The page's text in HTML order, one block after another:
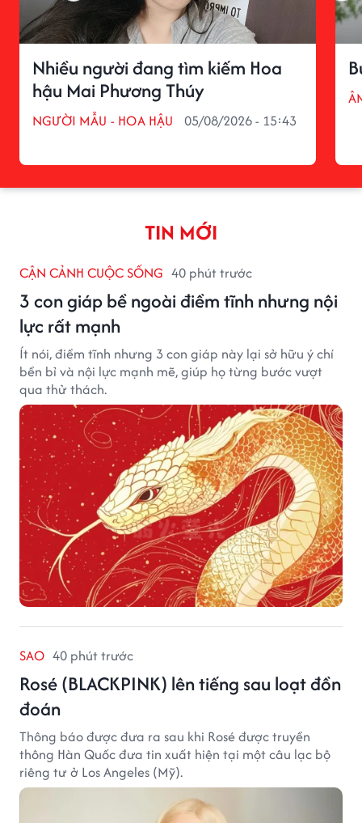
Nhiều người đang tìm kiếm Hoa
hậu Mai Phương Thúy
NGƯỜI MẪU - HOA HẬU 05/08/2026 - 15:43
TIN MỚI
CẬN CẢNH CUỘC SỐNG 40 phút trước
3 con giáp bề ngoài điềm tĩnh nhưng nội
lực rất mạnh
Ít nói, điềm tĩnh nhưng 3 con giáp này lại sở hữu ý chí
bền bỉ và nội lực mạnh mẽ, giúp họ từng bước vượt
qua thử thách.
SAO 40 phút trước
Rosé (BLACKPINK) lên tiếng sau loạt đồn
đoán
Thông báo được đưa ra sau khi Rosé được truyền
thông Hàn Quốc đưa tin xuất hiện tại một câu lạc bộ
riêng tư ở Los Angeles (Mỹ).